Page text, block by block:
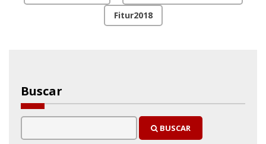
Fitur2018
Buscar
BUSCAR